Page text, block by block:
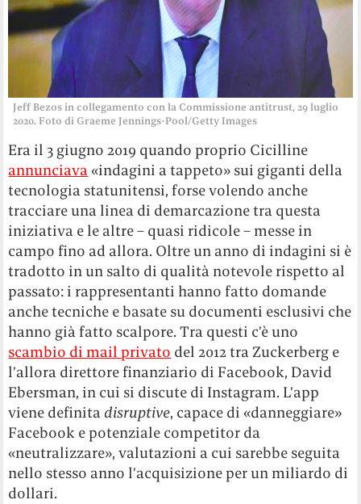
Jeff Bezos in collegamento con la Commissione antitrust, 29 luglio
2020. Foto di Graeme Jennings-Pool/Getty Images
Era il 3 giugno 2019 quando proprio Cicilline
annunciava«indagini a tappeto» sui giganti della
tecnologia statunitensi, forse volendo anche
tracciare una linea di demarcazione tra questa
iniziativa e le altre – quasi ridicole – messe in
campo fino ad allora. Oltre un anno di indagini si è
tradotto in un salto di qualità notevole rispetto al
passato: i rappresentanti hanno fatto domande
anche tecniche e basate su documenti esclusivi che
hanno già fatto scalpore. Tra questi c’è uno
scambio di mail privato del 2012 tra Zuckerberg e
l’allora direttore finanziario di Facebook, David
Ebersman, in cui si discute di Instagram. L’app
viene definita disruptive, capace di «danneggiare»
Facebook e potenziale competitor da
«neutralizzare», valutazioni a cui sarebbe seguita
nello stesso anno l’acquisizione per un miliardo di
dollari.